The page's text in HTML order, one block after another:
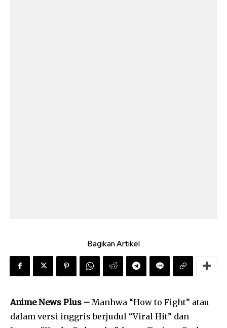
Bagikan Artikel
Anime News Plus – Manhwa “How to Fight” atau
dalam versi inggris berjudul “Viral Hit” dan